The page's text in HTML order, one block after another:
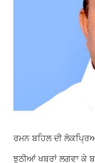
ਰਮਨ ਬਹਿਲ ਦੀ
ਝੂਠੀਆਂ ਖਬਰਾਂ ਲਗਵਾ ਕੇ